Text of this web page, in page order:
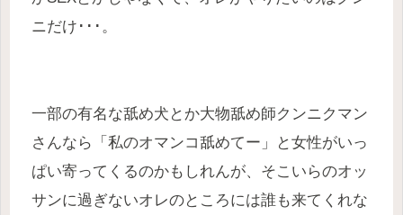
ニだけ･･･。
一部の有名な舐め犬とか大物舐め師クンニクマン
さんなら「私のオマンコ舐めてー」と女性がいっ
ぱい寄ってくるのかもしれんが、そこいらのオッ
サンに過ぎないオレのところには誰も来てくれな